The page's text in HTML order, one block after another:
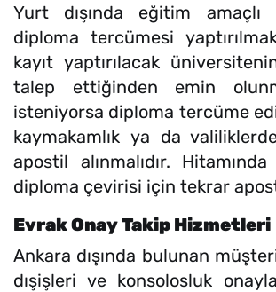
Yurt dışında eğitim amaçlı
diploma tercümesi
kayıt yaptırılacak
talep ettiğinden emin
isteniyorsa diploma tercüme
kaymakamlık ya da
apostil alınmalıdır.
diploma çevirisi için tekrar
Evrak Onay Takip Hizmetleri
Ankara dışında bulunan
dışişleri ve konsolosluk